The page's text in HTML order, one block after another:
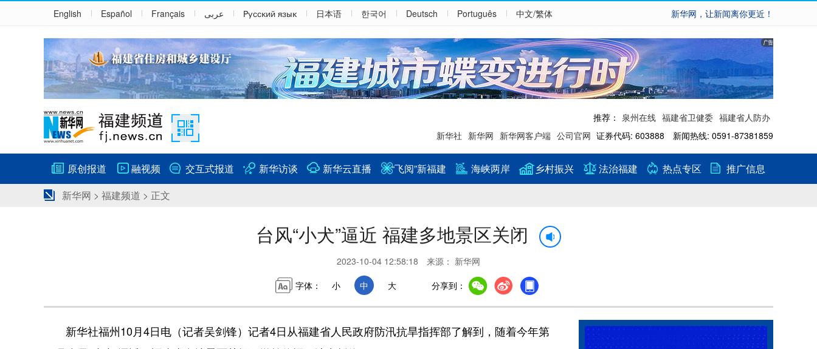
English Español Français عربى Русский язык 日本语 한국어 Deutsch Português 中文/繁体 新华网，让新闻离你更近！
推荐： 泉州在线 福建省卫健委 福建省人防办
新华社 新华网 新华网客户端 公司官网 证券代码: 603888 新闻热线: 0591-87381859
原创报道 融视频 交互式报道 新华访谈 新华云直播 “飞阅”新福建 海峡两岸 乡村振兴 法治福建 热点专区
推广信息
新华网 > 福建频道 > 正文
台风“小犬”逼近 福建多地景区关闭
2023-10-04 12:58:18 来源： 新华网
字体：
小 中 大 分享到：
新华社福州10月4日电（记者吴剑锋）记者4日从福建省人民政府防汛抗旱指挥部了解到，随着今年第